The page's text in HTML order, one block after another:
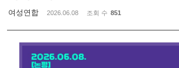
여성연합 2026.06.08 조회 수 851